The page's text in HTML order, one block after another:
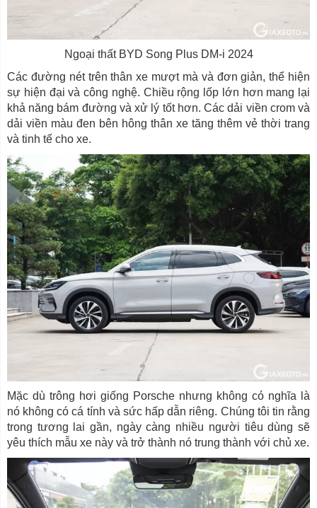
Ngoại thất BYD Song Plus DM-i 2024
Các đường nét trên thân xe mượt mà và đơn giản, thể hiện
sự hiện đại và công nghệ. Chiều rộng lốp lớn hơn mang lại
khả năng bám đường và xử lý tốt hơn. Các dải viền crom và
dải viền màu đen bên hông thân xe tăng thêm vẻ thời trang
và tinh tế cho xe.
Mặc dù trông hơi giống Porsche nhưng không có nghĩa là
nó không có cá tính và sức hấp dẫn riêng. Chúng tôi tin rằng
trong tương lai gần, ngày càng nhiều người tiêu dùng sẽ
yêu thích mẫu xe này và trở thành nó trung thành với chủ xe.